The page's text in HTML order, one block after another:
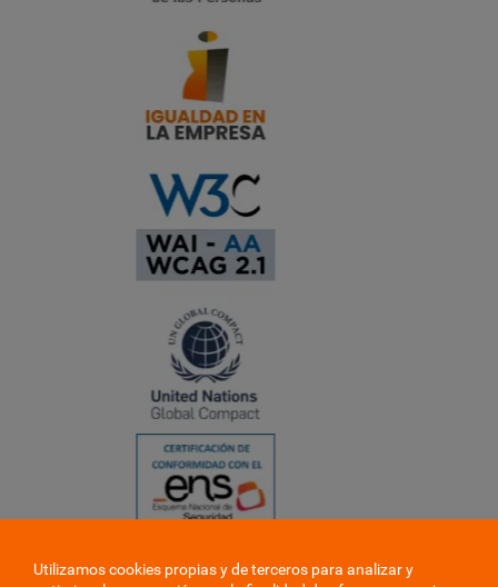
Utilizamos cookies propias y de terceros para analizar y